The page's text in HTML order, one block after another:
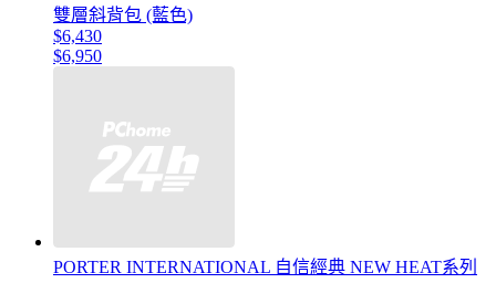
雙層斜背包 (藍色)
$6,430
$6,950
PORTER INTERNATIONAL 自信經典 NEW HEAT系列